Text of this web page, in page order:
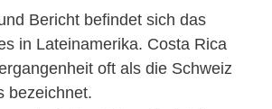
Bericht befindet sich das
in Lateinamerika. Costa Rica
oft als die Schweiz
bezeichnet.